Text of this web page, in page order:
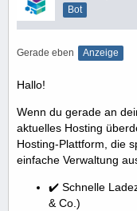
Bot
Gerade eben Anzeige
Hallo!
Wenn du gerade an
aktuelles Hosting
Hosting-Plattform, die
einfache Verwaltung
✔️ Schnelle
& Co.)